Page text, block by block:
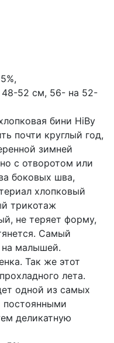
52 см, 56- на 52-
бини HiBy
почти круглый год,
зимней
с отворотом или
боковых шва,
хлопковый
трикотаж
не теряет форму,
Самый
на малышей.
Так же этот
лета.
одной из самых
деликатную